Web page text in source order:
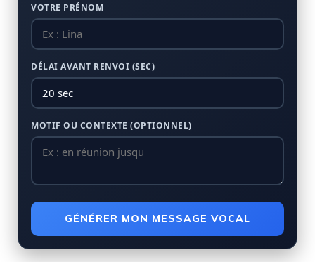
VOTRE PRÉNOM
DÉLAI AVANT RENVOI (SEC)
MOTIF OU CONTEXTE (OPTIONNEL)
GÉNÉRER MON MESSAGE VOCAL